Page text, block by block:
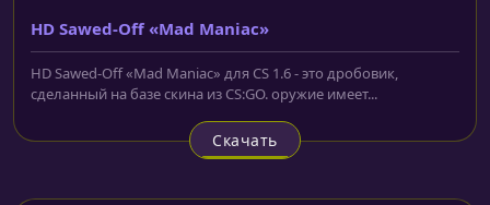
HD Sawed-Off «Mad Maniac»
HD Sawed-Off «Mad Maniac» для CS 1.6 - это дробовик,
сделанный на базе скина из CS:GO. оружие имеет...
Скачать